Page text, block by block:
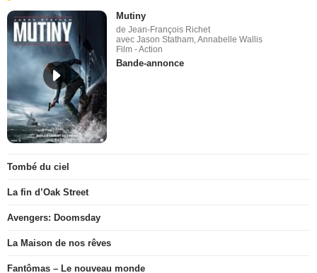
Mutiny
de Jean-François Richet
avec Jason Statham, Annabelle Wallis
Film - Action
Bande-annonce
Tombé du ciel
La fin d’Oak Street
Avengers: Doomsday
La Maison de nos rêves
Fantômas – Le nouveau monde